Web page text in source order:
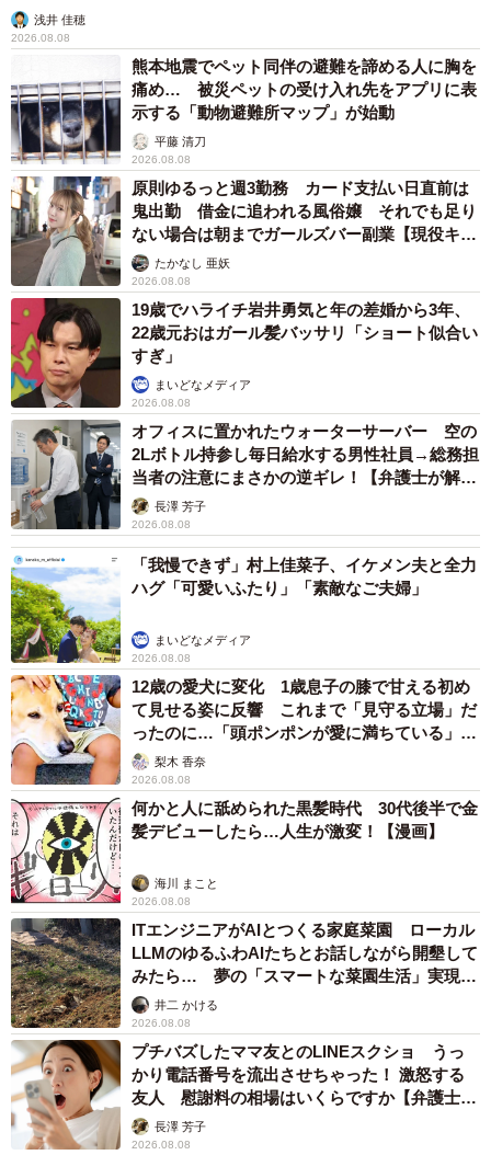
ら、SNSではお嬢さんやご両親など個性的な家族との日常
や、推し活について情報発信中。ユニークかつ気づきのあ
る投稿であふれているので、ご興味ある方はぜひThreadsや
noteなどチェックしていただきたい。
【EMIさん関連情報】
▽Threadsアカウント
https://www.threads.com/@emirio.2.0
▽Instagramアカウント
https://www.instagram.com/emirio.2.0/
▽note
https://note.com/emirio_20
浅井 佳穂
2026.08.08
熊本地震でペット同伴の避難を諦める人に胸を
痛め… 被災ペットの受け入れ先をアプリに表
示する「動物避難所マップ」が始動
平藤 清刀
2026.08.08
原則ゆるっと週3勤務 カード支払い日直前は
鬼出勤 借金に追われる風俗嬢 それでも足り
ない場合は朝までガールズバー副業【現役キャ
ストに取材】
たかなし 亜妖
2026.08.08
19歳でハライチ岩井勇気と年の差婚から3年、
22歳元おはガール髪バッサリ「ショート似合い
すぎ」
まいどなメディア
2026.08.08
オフィスに置かれたウォーターサーバー 空の
2Lボトル持参し毎日給水する男性社員→総務担
当者の注意にまさかの逆ギレ！【弁護士が解
説】長澤 芳子
2026.08.08
「我慢できず」村上佳菜子、イケメン夫と全力
ハグ「可愛いふたり」「素敵なご夫婦」
まいどなメディア
2026.08.08
12歳の愛犬に変化 1歳息子の膝で甘える初め
て見せる姿に反響 これまで「見守る立場」だ
ったのに…「頭ポンポンが愛に満ちている」
「尊…」
梨木 香奈
2026.08.08
何かと人に舐められた黒髪時代 30代後半で金
髪デビューしたら…人生が激変！【漫画】
海川 まこと
2026.08.08
ITエンジニアがAIとつくる家庭菜園 ローカル
LLMのゆるふわAIたちとお話しながら開墾して
みたら… 夢の「スマートな菜園生活」実現な
るか井二 かける
2026.08.08
プチバズしたママ友とのLINEスクショ うっ
かり電話番号を流出させちゃった！ 激怒する
友人 慰謝料の相場はいくらですか【弁護士が
解説】長澤 芳子
2026.08.08